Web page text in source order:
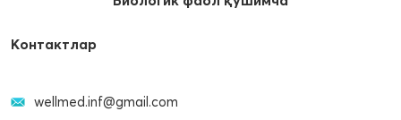
Контактлар
wellmed.inf@gmail.com